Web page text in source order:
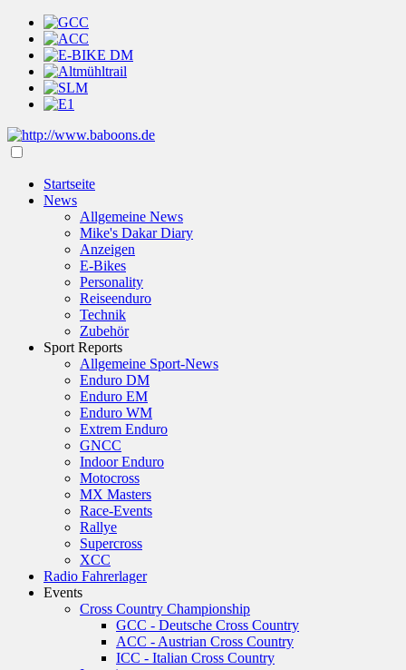
Startseite
News
Allgemeine News
Mike's Dakar Diary
Anzeigen
E-Bikes
Personality
Reiseenduro
Technik
Zubehör
Sport Reports
Allgemeine Sport-News
Enduro DM
Enduro EM
Enduro WM
Extrem Enduro
GNCC
Indoor Enduro
Motocross
MX Masters
Race-Events
Rallye
Supercross
XCC
Radio Fahrerlager
Events
Cross Country Championship
GCC - Deutsche Cross Country
ACC - Austrian Cross Country
ICC - Italian Cross Country